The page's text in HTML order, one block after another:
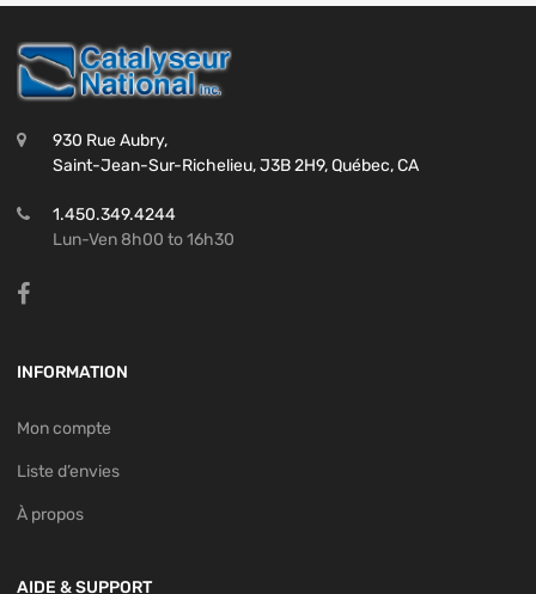
930 Rue Aubry,
Saint-Jean-Sur-Richelieu, J3B 2H9, Québec, CA
1.450.349.4244
Lun-Ven 8h00 to 16h30
INFORMATION
Mon compte
Liste d’envies
À propos
AIDE & SUPPORT